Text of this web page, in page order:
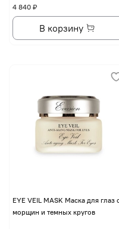
4 840 ₽
В корзину
EYE VЕIL MASK Маска для глаз
морщин и темных кругов